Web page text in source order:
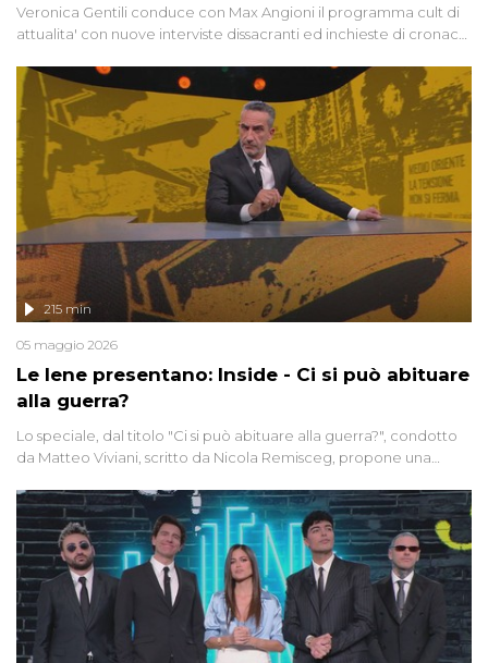
Veronica Gentili conduce con Max Angioni il programma cult di
attualita' con nuove interviste dissacranti ed inchieste di cronaca
Le Iene presentano: Inside - Ci si può abituare
alla guerra?
215 min
05 maggio 2026
Lo speciale, dal titolo "Ci si può abituare alla guerra?", condotto
da Matteo Viviani, scritto da Nicola Remisceg, propone una
di settore - su quanto la guerra sia diventata una realtà pervasiva.
Anche se l'Italia non è direttamente coinvolta in conflitti armati, il
contesto globale rende impossibile considerarla un fenomeno
lontano.